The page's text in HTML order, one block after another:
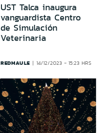
UST Talca inaugura
vanguardista Centro
de Simulación
Veterinaria
REDMAULE 14/12/2023 - 15:23 HRS